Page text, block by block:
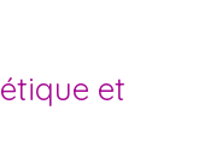
et